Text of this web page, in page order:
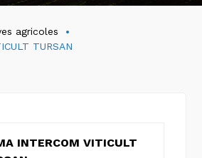
agricoles
TURSAN
INTERCOM VITICULT